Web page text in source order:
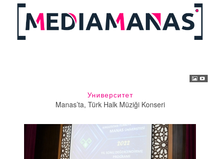
Университет
Manas’ta, Türk Halk Müziği Konseri